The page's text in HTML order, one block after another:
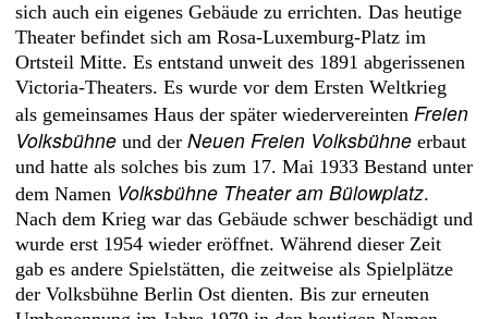
sich auch ein eigenes Gebäude zu errichten. Das heutige
Theater befindet sich am Rosa-Luxemburg-Platz im
Ortsteil Mitte. Es entstand unweit des 1891 abgerissenen
Victoria-Theaters. Es wurde vor dem Ersten Weltkrieg
als gemeinsames Haus der später wiedervereinten Freien
Volksbühneund der Neuen Freien Volksbühneerbaut
und hatte als solches bis zum 17. Mai 1933 Bestand unter
dem Namen Volksbühne Theater am Bülowplatz.
Nach dem Krieg war das Gebäude schwer beschädigt und
wurde erst 1954 wieder eröffnet. Während dieser Zeit
gab es andere Spielstätten, die zeitweise als Spielplätze
der Volksbühne Berlin Ost dienten. Bis zur erneuten